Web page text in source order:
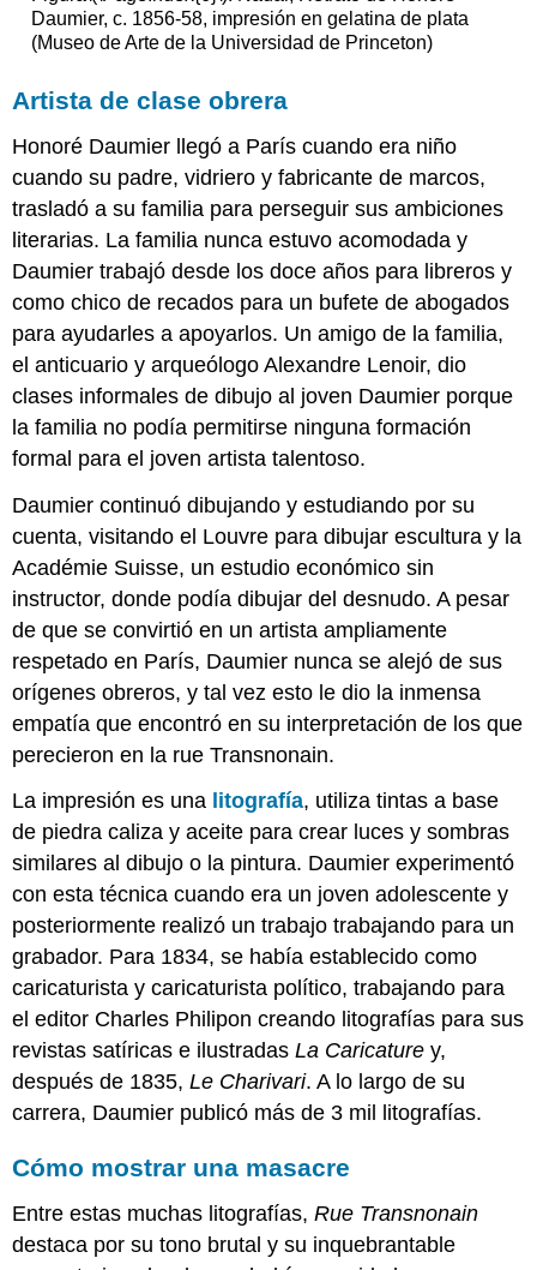
Édouard
Manet,
Ferrocarril
ferrocarril
El
pueblo
El
Lugar
vapor
Pensamientos
finales
Recursos
adicionales:
Imágenes
Smarthistory
para
la
enseñanza
y
el
aprendizaje:
Edouard
Manet,
Émile
Zola
Manet,
El
Édouard
Manet,
Brandy
Smarthistory
para
la
y
el
Édouard
En
el
Conservatorio
Daumier, c. 1856-58, impresión en gelatina de plata
(Museo de Arte de la Universidad de Princeton)
Artista de clase obrera
Honoré Daumier llegó a París cuando era niño
cuando su padre, vidriero y fabricante de marcos,
trasladó a su familia para perseguir sus ambiciones
literarias. La familia nunca estuvo acomodada y
Daumier trabajó desde los doce años para libreros y
como chico de recados para un bufete de abogados
para ayudarles a apoyarlos. Un amigo de la familia,
el anticuario y arqueólogo Alexandre Lenoir, dio
clases informales de dibujo al joven Daumier porque
la familia no podía permitirse ninguna formación
formal para el joven artista talentoso.
Daumier continuó dibujando y estudiando por su
cuenta, visitando el Louvre para dibujar escultura y la
Académie Suisse, un estudio económico sin
instructor, donde podía dibujar del desnudo. A pesar
de que se convirtió en un artista ampliamente
respetado en París, Daumier nunca se alejó de sus
orígenes obreros, y tal vez esto le dio la inmensa
empatía que encontró en su interpretación de los que
perecieron en la rue Transnonain.
La impresión es una litografía, utiliza tintas a base
de piedra caliza y aceite para crear luces y sombras
similares al dibujo o la pintura. Daumier experimentó
con esta técnica cuando era un joven adolescente y
posteriormente realizó un trabajo trabajando para un
grabador. Para 1834, se había establecido como
caricaturista y caricaturista político, trabajando para
el editor Charles Philipon creando litografías para sus
revistas satíricas e ilustradasLa Caricature y,
después de 1835,Le Charivari. A lo largo de su
carrera, Daumier publicó más de 3 mil litografías.
Cómo mostrar una masacre
Entre estas muchas litografías,Rue Transnonain
destaca por su tono brutal y su inquebrantable